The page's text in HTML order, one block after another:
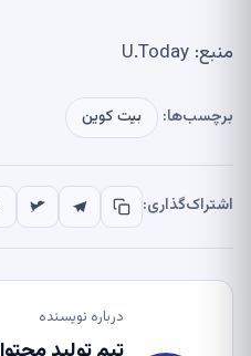
منبع: U.Today
برچسب‌ها: بیت کوین
اشتراک‌گذاری:
درباره نویسنده